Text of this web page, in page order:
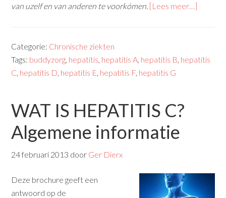
van uzelf en van anderen te voorkómen. [Lees meer…]
Categorie: Chronische ziekten
Tags: buddyzorg, hepatitis, hepatitis A, hepatitis B, hepatitis
C, hepatitis D, hepatitis E, hepatitis F, hepatitis G
WAT IS HEPATITIS C?
Algemene informatie
24 februari 2013 door Ger Dierx
Deze brochure geeft een
antwoord op de